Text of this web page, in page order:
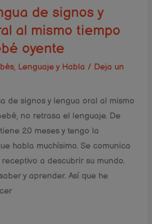
de signos y
al mismo tiempo
oyente
, Lenguaje y Habla / Deja un
de signos y lengua oral al mismo
no retrasa el lenguaje. De
20 meses y tengo la
habla muchísimo. Se comunica
receptivo a descubrir su mundo.
y aprender. Así que he